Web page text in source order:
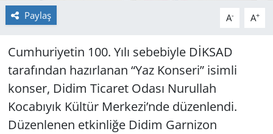
Paylaş A- A+
Cumhuriyetin 100. Yılı sebebiyle DİKSAD
tarafından hazırlanan “Yaz Konseri” isimli
konser, Didim Ticaret Odası Nurullah
Kocabıyık Kültür Merkezi’nde düzenlendi.
Düzenlenen etkinliğe Didim Garnizon
POLİTİKA
RESMİ İLANLAR
SAĞLIK
SİYASET